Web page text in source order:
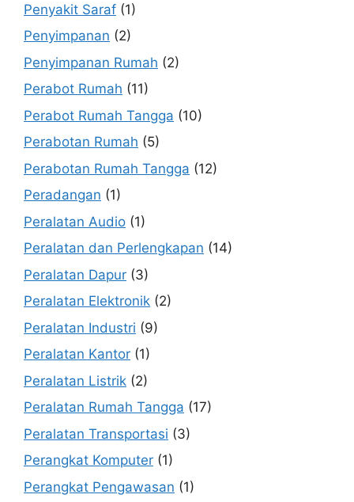
Penyakit Saraf (1)
Penyimpanan (2)
Penyimpanan Rumah (2)
Perabot Rumah (11)
Perabot Rumah Tangga (10)
Perabotan Rumah (5)
Perabotan Rumah Tangga (12)
Peradangan (1)
Peralatan Audio (1)
Peralatan dan Perlengkapan (14)
Peralatan Dapur (3)
Peralatan Elektronik (2)
Peralatan Industri (9)
Peralatan Kantor (1)
Peralatan Listrik (2)
Peralatan Rumah Tangga (17)
Peralatan Transportasi (3)
Perangkat Komputer (1)
Perangkat Pengawasan (1)